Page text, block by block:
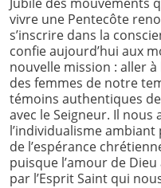
vivre une Pentecôte
s’inscrire dans la
confie aujourd’hui aux
nouvelle mission : aller
des femmes de notre
témoins authentiques
avec le Seigneur. Il
l’individualisme
de l’espérance
puisque l’amour de
par l’Esprit Saint qui